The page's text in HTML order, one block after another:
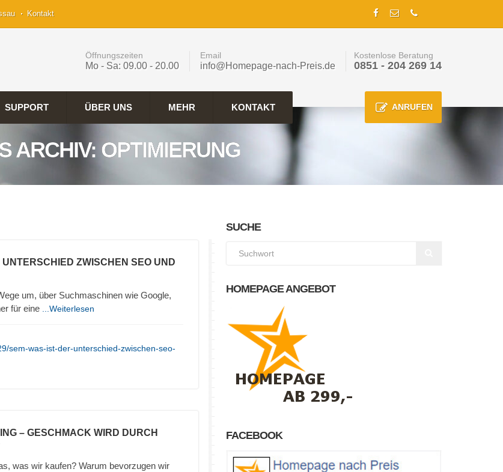
Kontakt
Öffnungszeiten
Mo - Sa: 09.00 - 20.00
Email
info@Homepage-nach-Preis.de
Kostenlose Beratung
0851 - 204 269 14
SUPPORT ÜBER UNS MEHR KONTAKT ANRUFEN
ARCHIV: OPTIMIERUNG
UNTERSCHIED ZWISCHEN SEO UND
um, über Suchmaschinen wie Google,
für eine
...Weiterlesen
sem-was-ist-der-unterschied-zwischen-seo-
– GESCHMACK WIRD DURCH
was wir kaufen? Warum bevorzugen wir
SUCHE
HOMEPAGE ANGEBOT
FACEBOOK